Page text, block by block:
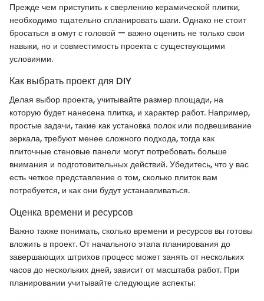
Прежде чем приступить к сверлению керамической плитки,
необходимо тщательно спланировать шаги. Однако не стоит
бросаться в омут с головой — важно оценить не только свои
навыки, но и совместимость проекта с существующими
условиями.
Как выбрать проект для DIY
Делая выбор проекта, учитывайте размер площади, на
которую будет нанесена плитка, и характер работ. Например,
простые задачи, такие как установка полок или подвешивание
зеркала, требуют менее сложного подхода, тогда как
плиточные стеновые панели могут потребовать больше
внимания и подготовительных действий. Убедитесь, что у вас
есть четкое представление о том, сколько плиток вам
потребуется, и как они будут устанавливаться.
Оценка времени и ресурсов
Важно также понимать, сколько времени и ресурсов вы готовы
вложить в проект. От начального этапа планирования до
завершающих штрихов процесс может занять от нескольких
часов до нескольких дней, зависит от масштаба работ. При
планировании учитывайте следующие аспекты: